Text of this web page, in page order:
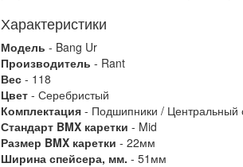
Характеристики
Модель - Bang Ur
Производитель - Rant
Вес- 118
Цвет- Серебристый
Комплектация- Подшипники / Центральный
Стандарт BMX каретки - Mid
Размер BMX каретки - 22мм
Ширина спейсера, мм. - 51мм